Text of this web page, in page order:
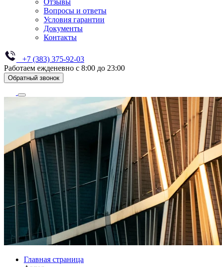
Отзывы
Вопросы и ответы
Условия гарантии
Документы
Контакты
+7 (383) 375-92-03
Работаем ежденевно с 8:00 до 23:00
Обратный звонок
Главная страница